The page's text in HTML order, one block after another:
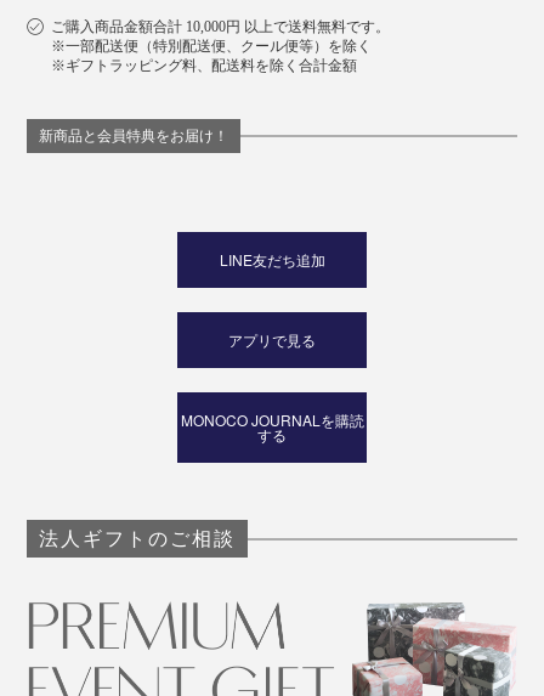
ご購入商品金額合計 10,000円 以上で送料無料です。
※一部配送便（特別配送便、クール便等）を除く
※ギフトラッピング料、配送料を除く合計金額
新商品と会員特典をお届け！
LINE友だち追加
アプリで見る
MONOCO JOURNALを購読
する
法人ギフトのご相談